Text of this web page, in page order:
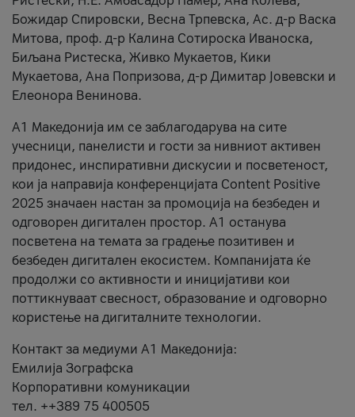
Божидар Спировски, Весна Трпевска, Ас. д-р Васка
Митова, проф. д-р Калина Сотироска Иваноска,
Биљана Ристеска, Живко Мукаетов, Кики
Мукаетова, Ана Попризова, д-р Димитар Јовевски и
Елеонора Венинова.
А1 Македонија им се заблагодарува на сите
учесници, панелисти и гости за нивниот активен
придонес, инспиративни дискусии и посветеност,
кои ја направија конференцијата Content Positive
2025 значаен настан за промоција на безбеден и
одговорен дигитален простор. А1 останува
посветена на темата за градење позитивен и
безбеден дигитален екосистем. Компанијата ќе
продолжи со активности и иницијативи кои
поттикнуваат свесност, образование и одговорно
користење на дигиталните технологии.
Контакт за медиуми А1 Македонија:
Емилија Зографска
Корпоративни комуникации
тел. ++389 75 400505